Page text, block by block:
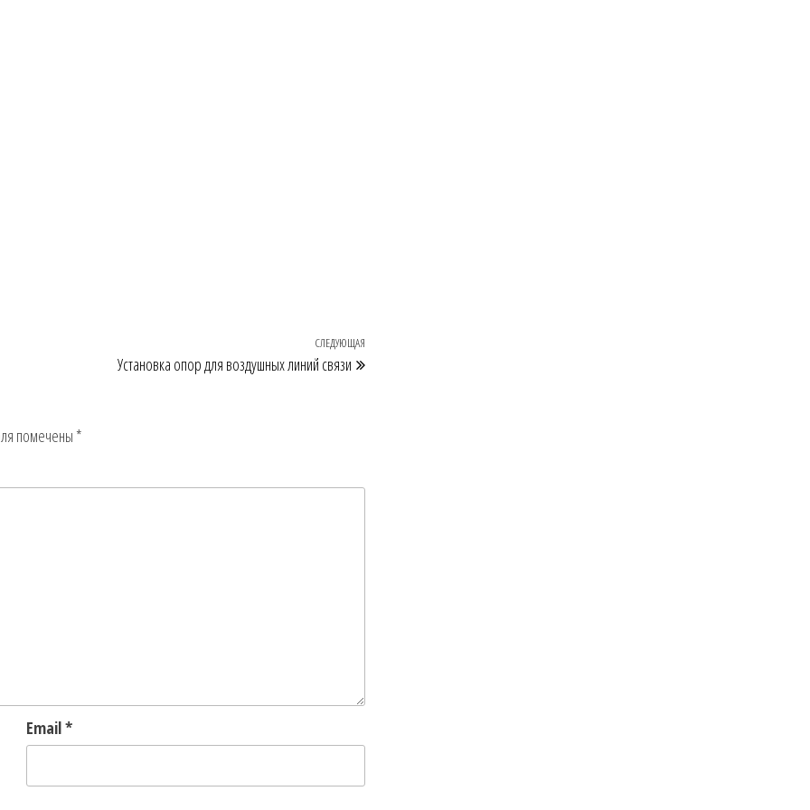
СЛЕДУЮЩАЯ
Установка опор для воздушных линий связи
помечены *
Email*